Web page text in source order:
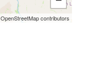
OpenStreetMapcontributors